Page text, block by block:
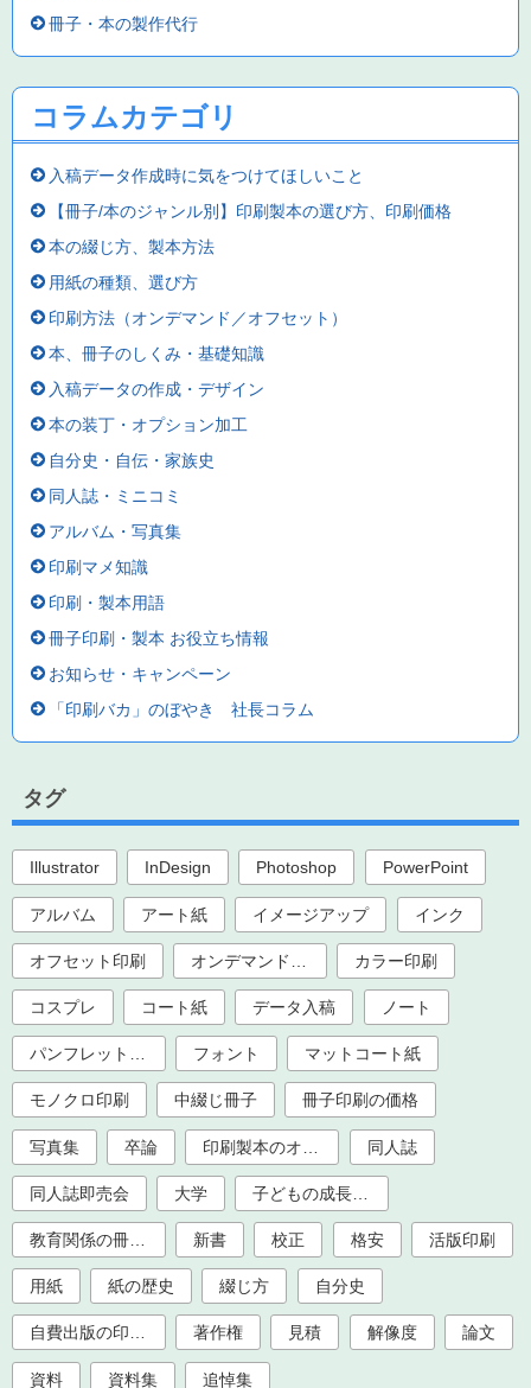
冊子・本の製作代行
コラムカテゴリ
入稿データ作成時に気をつけてほしいこと
【冊子/本のジャンル別】印刷製本の選び方、印刷価格
本の綴じ方、製本方法
用紙の種類、選び方
印刷方法（オンデマンド／オフセット）
本、冊子のしくみ・基礎知識
入稿データの作成・デザイン
本の装丁・オプション加工
自分史・自伝・家族史
同人誌・ミニコミ
アルバム・写真集
印刷マメ知識
印刷・製本用語
冊子印刷・製本 お役立ち情報
お知らせ・キャンペーン
「印刷バカ」のぼやき 社長コラム
タグ
Illustrator InDesign Photoshop PowerPoint
アルバム アート紙 イメージアップ インク
オフセット印刷 カラー印刷
コスプレ コート紙 データ入稿 ノート
フォント マットコート紙
モノクロ印刷 中綴じ冊子 冊子印刷の価格
写真集 卒論 同人誌
同人誌即売会 大学
新書 校正 格安 活版印刷
用紙 紙の歴史 綴じ方 自分史
自費出版の印刷製本 著作権 見積 解像度 論文
資料 資料集 追悼集